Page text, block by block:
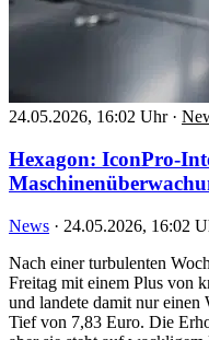
24.05.2026, 16:02 Uhr ·
Hexagon: IconPro-
News · 24.05.2026, 16:02
Nach einer turbulenten
Freitag mit einem Plus von
und landete damit nur einen
Tief von 7,83 Euro. Die